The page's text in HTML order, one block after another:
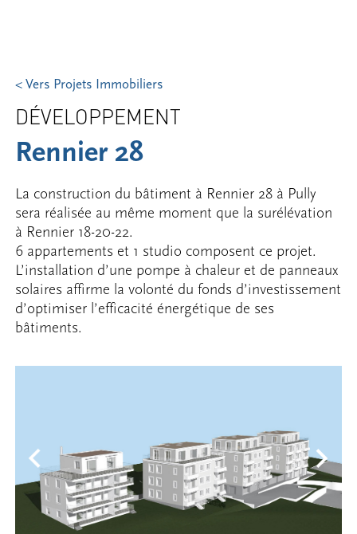
< Vers Projets Immobiliers
DÉVELOPPEMENT
Rennier 28
La construction du bâtiment à Rennier 28 à Pully
sera réalisée au même moment que la surélévation
à Rennier 18-20-22.
6 appartements et 1 studio composent ce projet.
L’installation d’une pompe à chaleur et de panneaux
solaires affirme la volonté du fonds d’investissement
d’optimiser l’efficacité énergétique de ses
bâtiments.